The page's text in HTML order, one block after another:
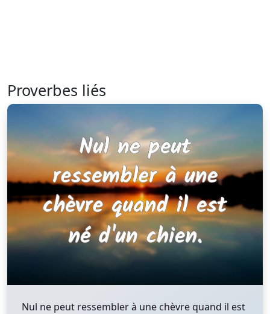
Proverbes liés
Nul ne peut ressembler à une chèvre quand il est